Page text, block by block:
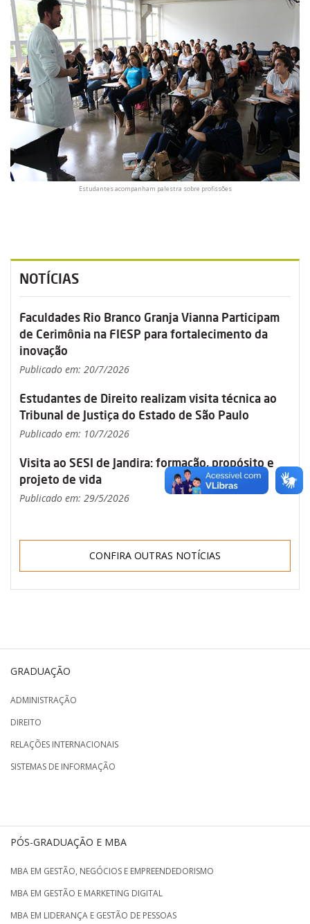
Estudantes acompanham palestra sobre profissões
NOTÍCIAS
Faculdades Rio Branco Granja Vianna Participam
de Cerimônia na FIESP para fortalecimento da
inovação
Publicado em: 20/7/2026
Estudantes de Direito realizam visita técnica ao
Tribunal de Justiça do Estado de São Paulo
Publicado em: 10/7/2026
Visita ao SESI de Jandira: formação, propósito e
projeto de vida
Publicado em: 29/5/2026
CONFIRA OUTRAS NOTÍCIAS
GRADUAÇÃO
ADMINISTRAÇÃO
DIREITO
RELAÇÕES INTERNACIONAIS
SISTEMAS DE INFORMAÇÃO
PÓS-GRADUAÇÃO E MBA
MBA EM GESTÃO, NEGÓCIOS E EMPREENDEDORISMO
MBA EM GESTÃO E MARKETING DIGITAL
MBA EM LIDERANÇA E GESTÃO DE PESSOAS